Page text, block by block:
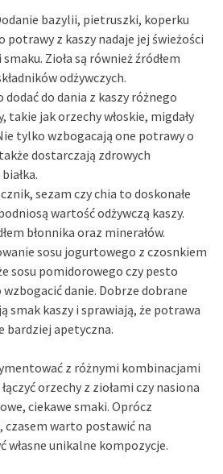
bazylii, pietruszki, koperku
potrawy z kaszy nadaje jej świeżości
Zioła są również źródłem
odżywczych.
dodać do dania z kaszy różnego
takie jak orzechy włoskie, migdały
tylko wzbogacają one potrawy o
dostarczają zdrowych
sezam czy chia to doskonałe
wartość odżywczą kaszy.
błonnika oraz minerałów.
sosu jogurtowego z czosnkiem
sosu pomidorowego czy pesto
wzbogacić danie. Dobrze dobrane
smak kaszy i sprawiają, że potrawa
bardziej apetyczna.
z różnymi kombinacjami
orzechy z ziołami czy nasiona
ciekawe smaki. Oprócz
czasem warto postawić na
własne unikalne kompozycje.